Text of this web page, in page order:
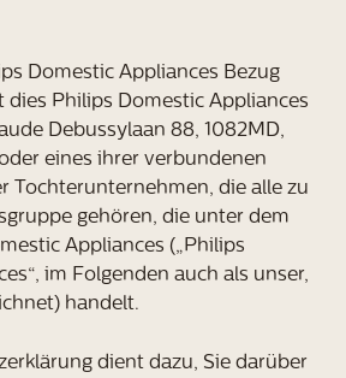
Domestic Appliances Bezug
dies Philips Domestic Appliances
Debussylaan 88, 1082MD,
eines ihrer verbundenen
Tochterunternehmen, die alle zu
gehören, die unter dem
Appliances („Philips
im Folgenden auch als unser,
handelt.
dient dazu, Sie darüber